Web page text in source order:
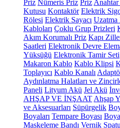
Priz Nümeris Priz Priz
Kutusu Kontaktör Elektrik
Rölesi Elektrik Sayacı Uzatma
Kabloları Çoklu Grup Prizleri
Akım Korumalı Priz Kapı
Saatleri Elektronik Devre
Yüksüğü Elektronik Tamir Seti
Makaron Kablo Kablo Klipsi
Toplayıcı Kablo Kanalı
Aydınlatma Halatları ve
Paneli Lityum Akü Jel Akü
AHŞAP VE İNŞAAT Ahşap
ve Aksesuarları Süpürgelik
Boyaları Tempare Boyası
Maskeleme Bandı Vernik